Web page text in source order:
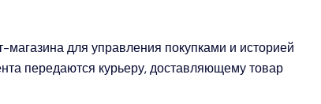
для управления покупками и историей
передаются курьеру, доставляющему товар